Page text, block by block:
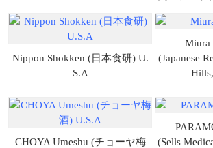
Nippon Shokken (日本食研) U.
S.A
Miura
(Japanese
CHOYA Umeshu (チョーヤ梅
(Sells